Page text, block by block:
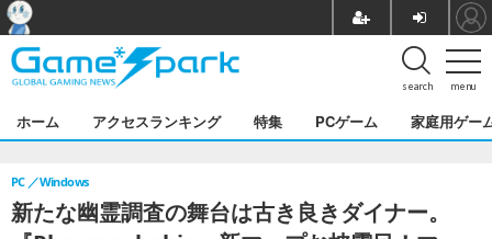
menu
search
ホーム アクセスランキング 特集 PCゲーム 家庭用ゲー
新たな幽霊調査の舞台は古き良きダイナー。
PC Windows